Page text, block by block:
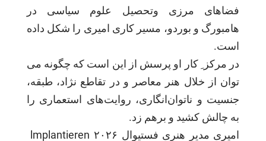
فضاهاى مرزى وتحصيل علوم سياسى در
هامبورگ و بوردو، مسير كارى اميرى را شكل داده
است.
در مركز ِ كار او پرسش از اين است كه چگونه مى
توان از خلال هنر معاصر و در تقاطع نژاد، طبقه،
جنسيت و ناتوان‌انگارى، روايت‌هاى استعمارى را
به چالش كشيد و برهم زد.